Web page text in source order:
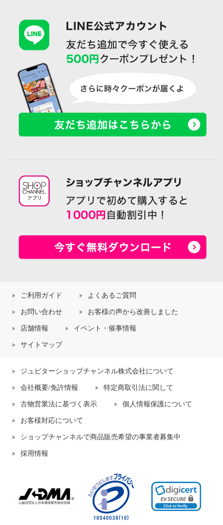
ご利用ガイド よくあるご質問
お問い合わせ お客様の声から改善しました
店舗情報 イベント・催事情報
サイトマップ
ジュピターショップチャンネル株式会社について
会社概要/免許情報 特定商取引法に関して
古物営業法に基づく表示 個人情報保護について
お客様対応について
ショップチャンネルで商品販売希望の事業者募集中
採用情報